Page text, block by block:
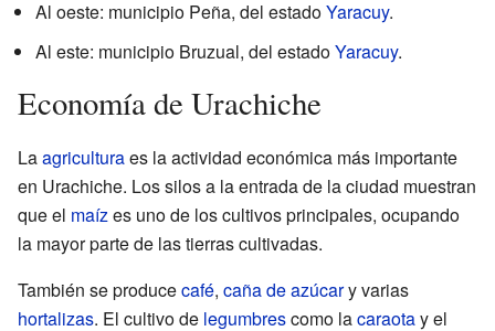
Al oeste: municipio Peña, del estadoYaracuy.
Al este: municipio Bruzual, del estadoYaracuy.
Economía de Urachiche
Laagriculturaes la actividad económica más importante
en Urachiche. Los silos a la entrada de la ciudad muestran
que el maízes uno de los cultivos principales, ocupando
la mayor parte de las tierras cultivadas.
También se producecafé, caña de azúcary varias
hortalizas. El cultivo de legumbrescomo lacaraotay el